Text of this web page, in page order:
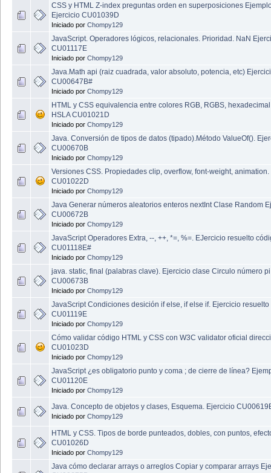
CSS y HTML Z-index preguntas orden en superposiciones
Ejercicio CU01039D
Iniciado por Chompy129
JavaScript. Operadores lógicos, relacionales. Prioridad. NaN
CU01117E
Iniciado por Chompy129
Java.Math api (raiz cuadrada, valor absoluto, potencia, etc)
CU00647B#
Iniciado por Chompy129
HTML y CSS equivalencia entre colores RGB, RGBS,
HSLA CU01021D
Iniciado por Chompy129
Java. Conversión de tipos de datos (tipado).Método ValueOf().
CU00670B
Iniciado por Chompy129
Versiones CSS. Propiedades clip, overflow, font-weight, animation.
CU01022D
Iniciado por Chompy129
Java Generar números aleatorios enteros nextInt Clase Random
CU00672B
Iniciado por Chompy129
JavaScript Operadores Extra, --, ++, *=, %=. EJercicio resuelto
CU01118E#
Iniciado por Chompy129
java. static, final (palabras clave). Ejercicio clase Circulo número pi
CU00673B
Iniciado por Chompy129
JavaScript Condiciones desición if else, if else if. Ejercicio resuelto
CU01119E
Iniciado por Chompy129
Cómo validar código HTML y CSS con W3C validator oficial
CU01023D
Iniciado por Chompy129
JavaScript ¿es obligatorio punto y coma ; de cierre de línea?
CU01120E
Iniciado por Chompy129
Java. Concepto de objetos y clases, Esquema. Ejercicio
Iniciado por Chompy129
HTML y CSS. Tipos de borde punteados, dobles, con puntos,
CU01026D
Iniciado por Chompy129
Java cómo declarar arrays o arreglos Copiar y comparar arrays